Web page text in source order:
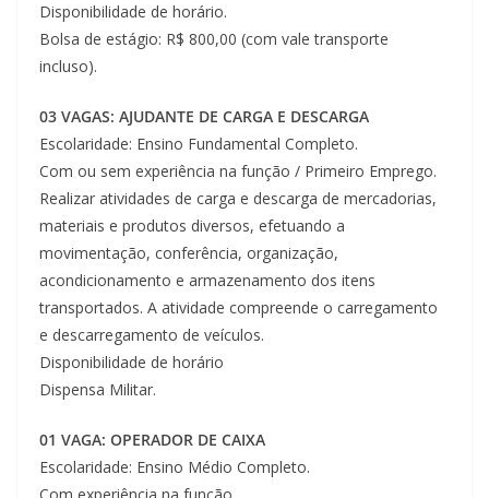
Disponibilidade de horário.
Bolsa de estágio: R$ 800,00 (com vale transporte
incluso).
03 VAGAS: AJUDANTE DE CARGA E DESCARGA
Escolaridade: Ensino Fundamental Completo.
Com ou sem experiência na função / Primeiro Emprego.
Realizar atividades de carga e descarga de mercadorias,
materiais e produtos diversos, efetuando a
movimentação, conferência, organização,
acondicionamento e armazenamento dos itens
transportados. A atividade compreende o carregamento
e descarregamento de veículos.
Disponibilidade de horário
Dispensa Militar.
01 VAGA: OPERADOR DE CAIXA
Escolaridade: Ensino Médio Completo.